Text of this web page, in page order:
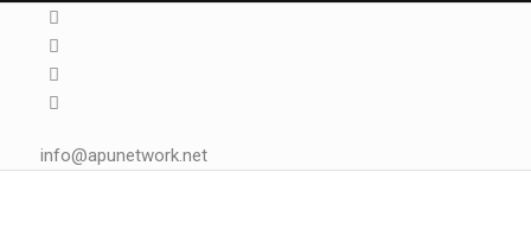
info@apunetwork.net